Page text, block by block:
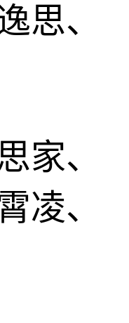
思、
家、
凌、